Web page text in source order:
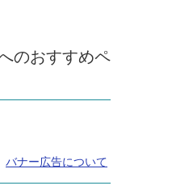
のおすすめペ
バナー広告について